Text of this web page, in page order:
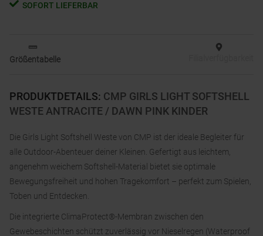
PRODUKTDETAILS: CMP GIRLS LIGHT SOFTSHELL
WESTE ANTRACITE / DAWN PINK KINDER
Die Girls Light Softshell Weste von CMP ist der ideale Begleiter für
alle Outdoor-Abenteuer deiner Kleinen. Gefertigt aus leichtem,
angenehm weichem Softshell-Material bietet sie optimale
Bewegungsfreiheit und hohen Tragekomfort – perfekt zum Spielen,
Toben und Entdecken.
Die integrierte ClimaProtect®-Membran zwischen den
Gewebeschichten schützt zuverlässig vor Nieselregen (Waterproof
SOFORT LIEFERBAR
Größentabelle